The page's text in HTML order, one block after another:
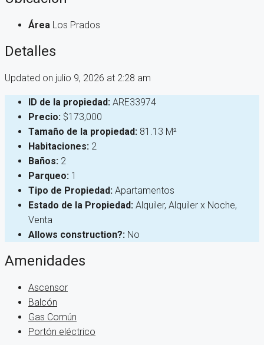
Área Los Prados
Detalles
Updated on julio 9, 2026 at 2:28 am
ID de la propiedad: ARE33974
Precio: $173,000
Tamaño de la propiedad: 81.13 M²
Habitaciones: 2
Baños: 2
Parqueo: 1
Tipo de Propiedad: Apartamentos
Estado de la Propiedad: Alquiler, Alquiler x Noche,
Venta
Allows construction?: No
Amenidades
Ascensor
Balcón
Gas Común
Portón eléctrico